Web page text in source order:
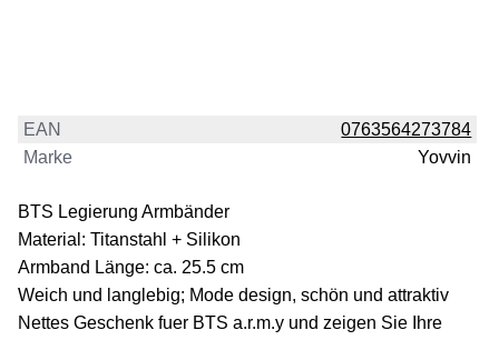
EAN
0763564273784
Marke
Yovvin
BTS Legierung Armbänder
Material: Titanstahl + Silikon
Armband Länge: ca. 25.5 cm
Weich und langlebig; Mode design, schön und attraktiv
Nettes Geschenk fuer BTS a.r.m.y und zeigen Sie Ihre